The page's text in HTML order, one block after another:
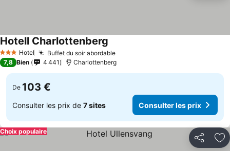
3 ÉtoilesHotel Buffet du soir abordableConsulter les prix
Hotell Charlottenberg
7,8 Bien 4 441 Charlottenberg
De 103 €
Consulter les prix de 7 sites Consulter les prix
Partager
Choix populaire